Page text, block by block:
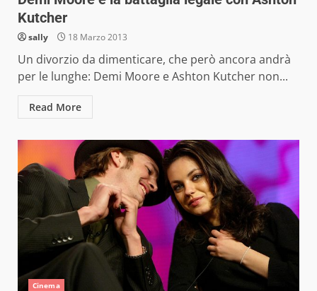
Kutcher
sally 18 Marzo 2013
Un divorzio da dimenticare, che però ancora andrà
per le lunghe: Demi Moore e Ashton Kutcher non...
Read More
Cinema